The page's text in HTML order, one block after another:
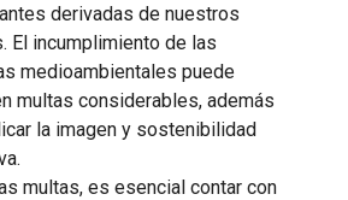
derivadas de nuestros
El incumplimiento de las
medioambientales puede
multas considerables, además
la imagen y sostenibilidad
multas, es esencial contar con